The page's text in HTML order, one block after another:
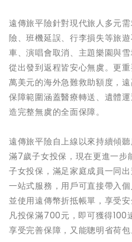
遠傳旅平險針對現代旅人多元
險、班機延誤、行李損失等旅
車、演唱會取消、主題樂園與
從出發到返程皆安心無虞。更
萬美元的海外急難救助額度，
保障範圍涵蓋醫療轉送、遺體
造完整無虞的全面保障。
遠傳旅平險自上線以來持續傾
滿7歲子女投保，現在更進一
子女投保，滿足家庭成員一同
一站式服務，用戶可直接帶入
並使用遠傳幣折抵帳單，享受
凡投保滿700元，即可獲得100
享受完善保障，又能聰明省荷包